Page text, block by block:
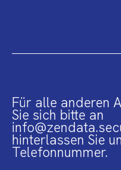
Für alle anderen
Sie sich bitte an
hinterlassen Sie
Telefonnummer.